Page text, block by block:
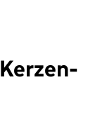
Kerzen-